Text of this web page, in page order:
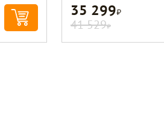
35 299Р
41 529Р